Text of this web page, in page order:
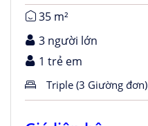
35 m²
3 người lớn
1 trẻ em
Triple (3 Giường đơn)